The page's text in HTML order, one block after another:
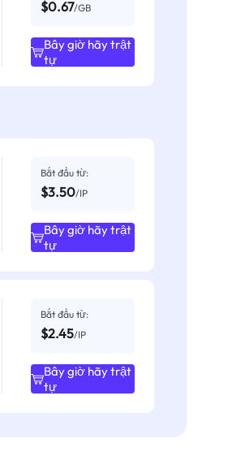
$0.67/GB
Bây giờ hãy trật
tự
Bắt đầu từ:
$3.50/IP
Bây giờ hãy trật
tự
Bắt đầu từ:
$2.45/IP
Bây giờ hãy trật
tự